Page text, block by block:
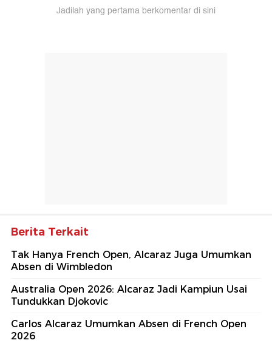
Jadilah yang pertama berkomentar di sini
Berita Terkait
Tak Hanya French Open, Alcaraz Juga Umumkan
Absen di Wimbledon
Australia Open 2026: Alcaraz Jadi Kampiun Usai
Tundukkan Djokovic
Carlos Alcaraz Umumkan Absen di French Open
2026